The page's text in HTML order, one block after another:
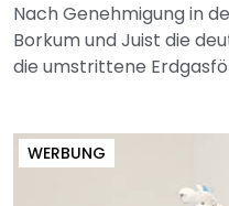
Nach Genehmigung in
Borkum und Juist die
die umstrittene
WERBUNG